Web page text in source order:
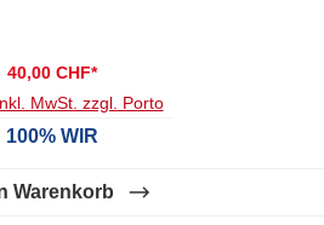
40,00 CHF*
MwSt. zzgl. Porto
100% WIR
Warenkorb